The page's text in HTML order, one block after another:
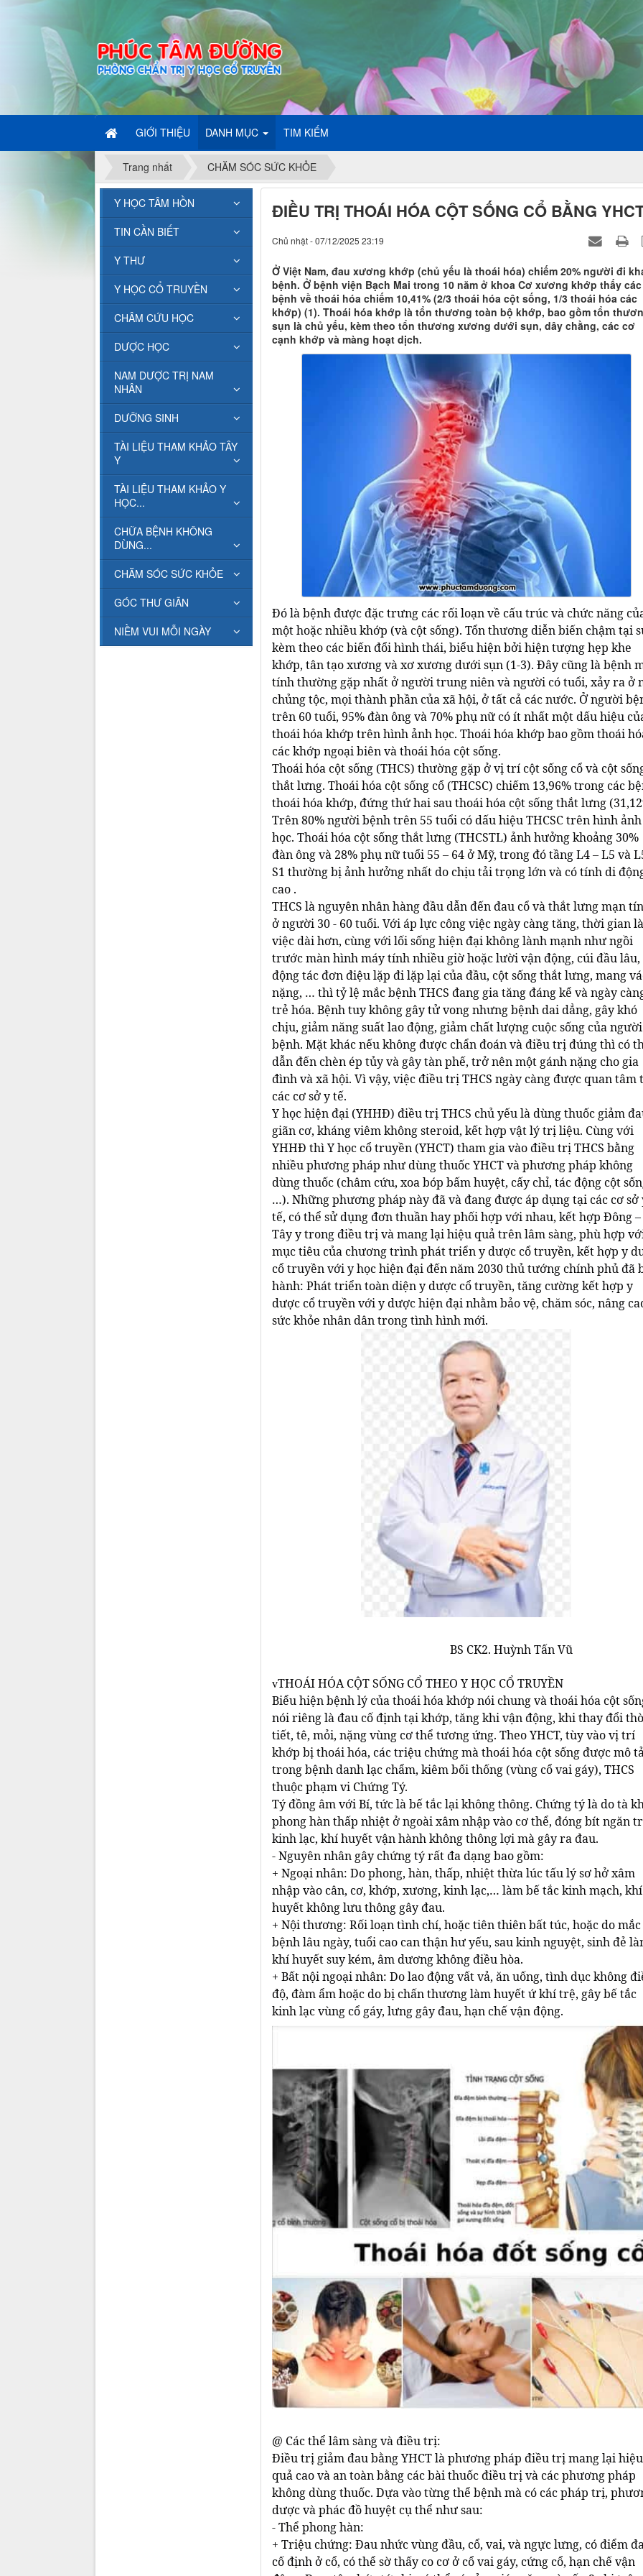
GIỚI THIỆU DANH MỤC TIM KIẾM
Trang nhất CHĂM SÓC SỨC KHỎE
ĐIỀU TRỊ THOÁI HÓA CỘT SỐNG CỔ BẰNG
Chủ nhật - 07/12/2025 23:19
Ở Việt Nam, đau xương khớp (chủ yếu là thoái hóa) chiếm 20% người đi
bệnh. Ở bệnh viện Bạch Mai trong 10 năm ở khoa Cơ xương khớp thấy các
bệnh về thoái hóa chiếm 10,41% (2/3 thoái hóa cột sống, 1/3 thoái hóa các
khớp) (1). Thoái hóa khớp là tổn thương toàn bộ khớp, bao gồm tổn
sụn là chủ yếu, kèm theo tổn thương xương dưới sụn, dây chằng, các cơ
cạnh khớp và màng hoạt dịch.
Đó là bệnh được đặc trưng các rối loạn về cấu trúc và chức năng
một hoặc nhiều khớp (và cột sống). Tổn thương diễn biến chậm tại
kèm theo các biến đổi hình thái, biểu hiện bởi hiện tượng hẹp khe
khớp, tân tạo xương và xơ xương dưới sụn (1-3). Đây cũng là bệnh
tính thường gặp nhất ở người trung niên và người có tuổi, xảy ra ở
chủng tộc, mọi thành phần của xã hội, ở tất cả các nước. Ở người
trên 60 tuổi, 95% đàn ông và 70% phụ nữ có ít nhất một dấu hiệu
thoái hóa khớp trên hình ảnh học. Thoái hóa khớp bao gồm thoái
các khớp ngoại biên và thoái hóa cột sống.
Thoái hóa cột sống (THCS) thường gặp ở vị trí cột sống cổ và cột
thắt lưng. Thoái hóa cột sống cổ (THCSC) chiếm 13,96% trong các
thoái hóa khớp, đứng thứ hai sau thoái hóa cột sống thắt lưng
Trên 80% người bệnh trên 55 tuổi có dấu hiệu THCSC trên hình ảnh
học. Thoái hóa cột sống thắt lưng (THCSTL) ảnh hưởng khoảng 30%
đàn ông và 28% phụ nữ tuổi 55 – 64 ở Mỹ, trong đó tầng L4 – L5 và
S1 thường bị ảnh hưởng nhất do chịu tải trọng lớn và có tính di
cao .
THCS là nguyên nhân hàng đầu dẫn đến đau cổ và thắt lưng mạn
ở người 30 - 60 tuổi. Với áp lực công việc ngày càng tăng, thời gian
việc dài hơn, cùng với lối sống hiện đại không lành mạnh như ngồi
trước màn hình máy tính nhiều giờ hoặc lười vận động, cúi đầu lâu,
động tác đơn điệu lặp đi lặp lại của đầu, cột sống thắt lưng, mang
nặng, … thì tỷ lệ mắc bệnh THCS đang gia tăng đáng kể và ngày
trẻ hóa. Bệnh tuy không gây tử vong nhưng bệnh dai dẳng, gây khó
chịu, giảm năng suất lao động, giảm chất lượng cuộc sống của người
bệnh. Mặt khác nếu không được chẩn đoán và điều trị đúng thì có
dẫn đến chèn ép tủy và gây tàn phế, trở nên một gánh nặng cho gia
đình và xã hội. Vì vậy, việc điều trị THCS ngày càng được quan tâm
các cơ sở y tế.
Y học hiện đại (YHHĐ) điều trị THCS chủ yếu là dùng thuốc giảm
giãn cơ, kháng viêm không steroid, kết hợp vật lý trị liệu. Cùng với
YHHĐ thì Y học cổ truyền (YHCT) tham gia vào điều trị THCS bằng
nhiều phương pháp như dùng thuốc YHCT và phương pháp không
dùng thuốc (châm cứu, xoa bóp bấm huyệt, cấy chỉ, tác động cột
…). Những phương pháp này đã và đang được áp dụng tại các cơ sở
tế, có thể sử dụng đơn thuần hay phối hợp với nhau, kết hợp Đông –
Tây y trong điều trị và mang lại hiệu quả trên lâm sàng, phù hợp
mục tiêu của chương trình phát triển y dược cổ truyền, kết hợp y
cổ truyền với y học hiện đại đến năm 2030 thủ tướng chính phủ đã
hành: Phát triển toàn diện y dược cổ truyền, tăng cường kết hợp y
dược cổ truyền với y dược hiện đại nhằm bảo vệ, chăm sóc, nâng
sức khỏe nhân dân trong tình hình mới.
BS CK2. Huỳnh Tấn Vũ
vTHOÁI HÓA CỘT SỐNG CỔ THEO Y HỌC CỔ TRUYỀN
Biểu hiện bệnh lý của thoái hóa khớp nói chung và thoái hóa cột
nói riêng là đau cố định tại khớp, tăng khi vận động, khi thay đổi
tiết, tê, mỏi, nặng vùng cơ thể tương ứng. Theo YHCT, tùy vào vị trí
khớp bị thoái hóa, các triệu chứng mà thoái hóa cột sống được mô
trong bệnh danh lạc chẩm, kiêm bối thống (vùng cổ vai gáy), THCS
thuộc phạm vi Chứng Tý.
Tý đồng âm với Bí, tức là bế tắc lại không thông. Chứng tý là do tà
phong hàn thấp nhiệt ở ngoài xâm nhập vào cơ thể, đóng bít ngăn
kinh lạc, khí huyết vận hành không thông lợi mà gây ra đau.
- Nguyên nhân gây chứng tý rất đa dạng bao gồm:
+ Ngoại nhân: Do phong, hàn, thấp, nhiệt thừa lúc tấu lý sơ hở xâm
nhập vào cân, cơ, khớp, xương, kinh lạc,… làm bế tắc kinh mạch, khí
huyết không lưu thông gây đau.
+ Nội thương: Rối loạn tình chí, hoặc tiên thiên bất túc, hoặc do mắc
bệnh lâu ngày, tuổi cao can thận hư yếu, sau kinh nguyệt, sinh đẻ
khí huyết suy kém, âm dương không điều hòa.
+ Bất nội ngoại nhân: Do lao động vất vả, ăn uống, tình dục không
độ, đàm ẩm hoặc do bị chấn thương làm huyết ứ khí trệ, gây bế tắc
kinh lạc vùng cổ gáy, lưng gây đau, hạn chế vận động.
@ Các thể lâm sàng và điều trị:
Điều trị giảm đau bằng YHCT là phương pháp điều trị mang lại hiệu
quả cao và an toàn bằng các bài thuốc điều trị và các phương pháp
không dùng thuốc. Dựa vào từng thể bệnh mà có các pháp trị,
dược và phác đồ huyệt cụ thể như sau:
- Thể phong hàn:
+ Triệu chứng: Đau nhức vùng đầu, cổ, vai, và ngực lưng, có điểm
cố định ở cổ, có thể sờ thấy co cơ ở cổ vai gáy, cứng cổ, hạn chế vận
Y HỌC TÂM HỒN
TIN CẦN BIẾT
Y THƯ
Y HỌC CỔ TRUYỀN
CHÂM CỨU HỌC
DƯỢC HỌC
NAM DƯỢC TRỊ NAM
NHÂN
DƯỠNG SINH
TÀI LIỆU THAM KHẢO TÂY
Y
TÀI LIỆU THAM KHẢO Y
HỌC...
CHỮA BỆNH KHÔNG
DÙNG...
CHĂM SÓC SỨC KHỎE
GÓC THƯ GIÃN
NIỀM VUI MỖI NGÀY